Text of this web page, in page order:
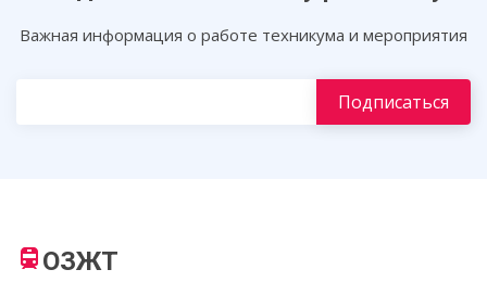
Важная информация о работе техникума и мероприятия
ОЗЖТ